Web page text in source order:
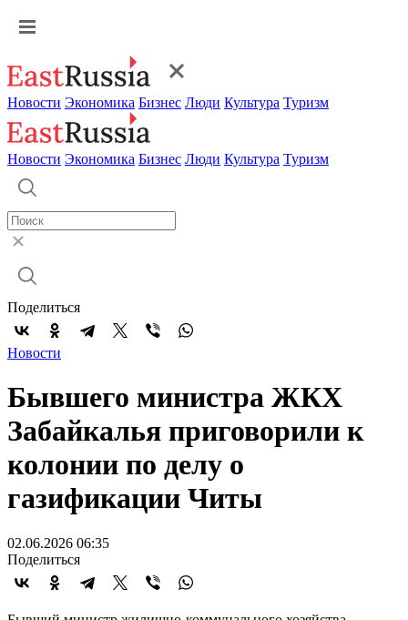
Новости Экономика Бизнес Люди Культура Туризм
Новости Экономика Бизнес Люди Культура Туризм
Поделиться
Новости
Бывшего министра ЖКХ
Забайкалья приговорили к
колонии по делу о
газификации Читы
02.06.2026 06:35
Поделиться